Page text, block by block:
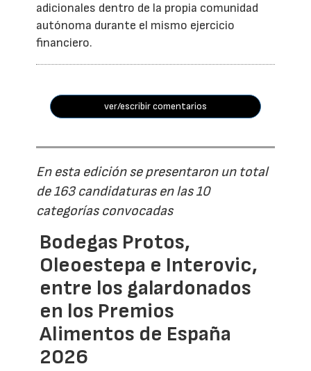
adicionales dentro de la propia comunidad
autónoma durante el mismo ejercicio
financiero.
ver/escribir comentarios
En esta edición se presentaron un total
de 163 candidaturas en las 10
categorías convocadas
Bodegas Protos,
Oleoestepa e Interovic,
entre los galardonados
en los Premios
Alimentos de España
2026